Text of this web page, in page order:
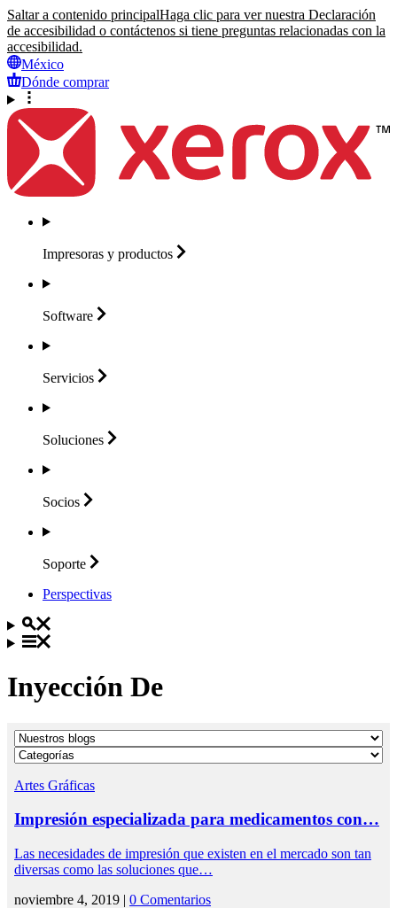
Saltar a contenido principalHaga clic para ver nuestra Declaración
de accesibilidad o contáctenos si tiene preguntas relacionadas con la
accesibilidad.
México
Dónde comprar
Impresoras y productos
Software
Servicios
Soluciones
Socios
Soporte
Perspectivas
Inyección De
Artes Gráficas
Impresión especializada para medicamentos con…
Las necesidades de impresión que existen en el mercado son tan
diversas como las soluciones que…
noviembre 4, 2019 | 0 Comentarios